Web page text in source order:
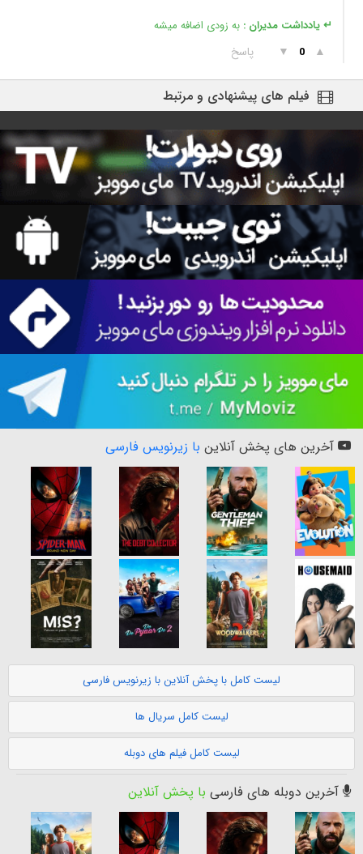
↵ یادداشت مدیران : به زودی اضافه میشه
▲
0
▼ پاسخ
فیلم های پیشنهادی و مرتبط
آخرین های پخش آنلاین با زیرنویس فارسی
لیست کامل با پخش آنلاین با زیرنویس فارسی
لیست کامل سریال ها
لیست کامل فیلم های دوبله
آخرین دوبله های فارسی با پخش آنلاین